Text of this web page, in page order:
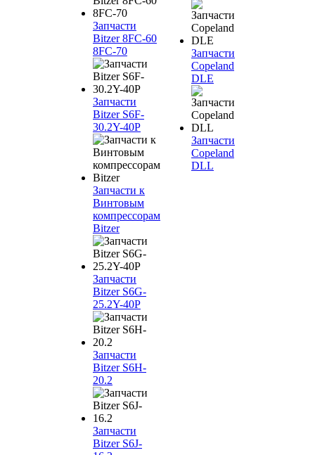
Запчасти
Bitzer 8FC-60
8FC-70
Запчасти
Bitzer S6F-
30.2Y-40P
Запчасти к
Винтовым
компрессорам
Bitzer
Запчасти
Bitzer S6G-
25.2Y-40P
Запчасти
Bitzer S6H-
20.2
Запчасти
Bitzer S6J-
Запчасти
Copeland
DLE
Запчасти
Copeland
DLL